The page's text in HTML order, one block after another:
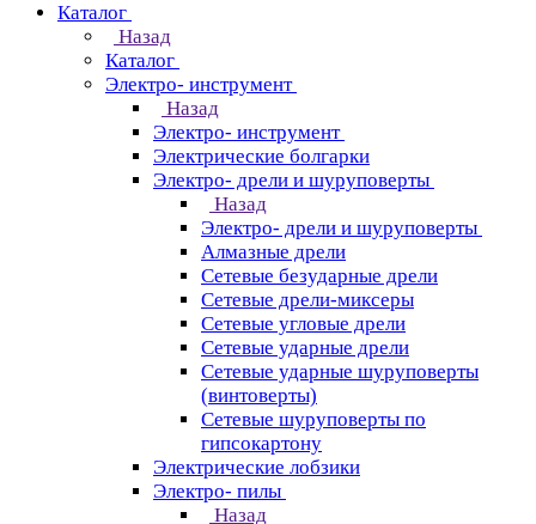
Каталог
Назад
Каталог
Электро- инструмент
Назад
Электро- инструмент
Электрические болгарки
Электро- дрели и шуруповерты
Назад
Электро- дрели и шуруповерты
Алмазные дрели
Сетевые безударные дрели
Сетевые дрели-миксеры
Сетевые угловые дрели
Сетевые ударные дрели
Сетевые ударные шуруповерты
(винтоверты)
Сетевые шуруповерты по
гипсокартону
Электрические лобзики
Электро- пилы
Назад